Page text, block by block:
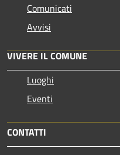
Comunicati
Avvisi
VIVERE IL COMUNE
Luoghi
Eventi
CONTATTI